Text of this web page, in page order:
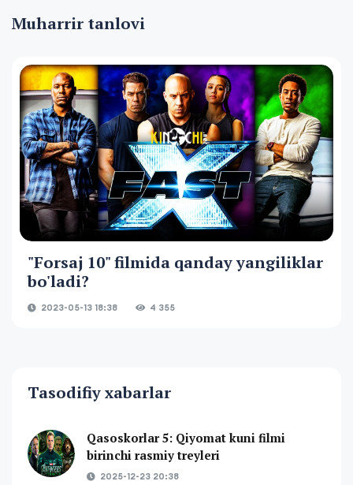
Muharrir tanlovi
"Forsaj 10" filmida qanday yangiliklar
bo'ladi?
2023-05-13 18:38 4 355
Tasodifiy xabarlar
Qasoskorlar 5: Qiyomat kuni filmi
birinchi rasmiy treyleri
2025-12-23 20:38